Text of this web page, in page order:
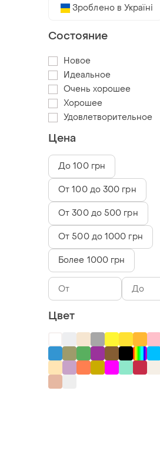
Зроблено в Україні
Состояние
Новое
Идеальное
Очень хорошее
Хорошее
Удовлетворительное
Цена
До 100 грн
От 100 до 300 грн
От 300 до 500 грн
От 500 до 1000 грн
Более 1000 грн
Цвет